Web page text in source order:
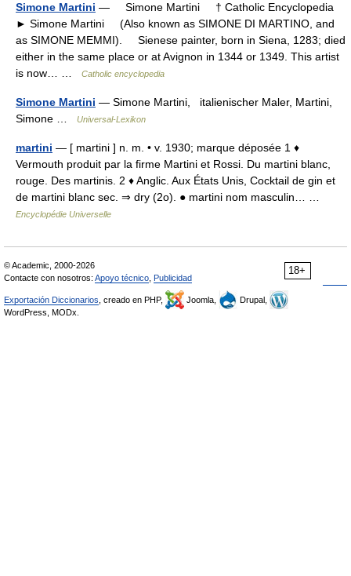
Simone Martini — Simone Martini † Catholic Encyclopedia
► Simone Martini (Also known as SIMONE DI MARTINO, and
as SIMONE MEMMI). Sienese painter, born in Siena, 1283; died
either in the same place or at Avignon in 1344 or 1349. This artist
is now… …
Catholic encyclopedia
Simone Martini — Simone Martini, italienischer Maler, Martini,
Simone …
Universal-Lexikon
martini — [ martini ] n. m. • v. 1930; marque déposée 1 ♦
Vermouth produit par la firme Martini et Rossi. Du martini blanc,
rouge. Des martinis. 2 ♦ Anglic. Aux États Unis, Cocktail de gin et
de martini blanc sec. ⇒ dry (2o). ● martini nom masculin… …
Encyclopédie Universelle
18+
© Academic, 2000-2026
Contacte con nosotros: Apoyo técnico Publicidad
Exportación Diccionarios , creado en PHP, Joomla,
Drupal,
WordPress, MODx.